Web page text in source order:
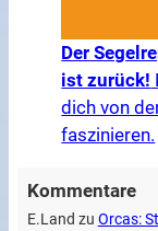
Der
ist zurück!
dich von
faszinieren.
Kommentare
E.Land zu Orcas: